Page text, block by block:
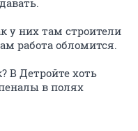
у них там строители
работа обломится.
В Детройте хоть
в полях